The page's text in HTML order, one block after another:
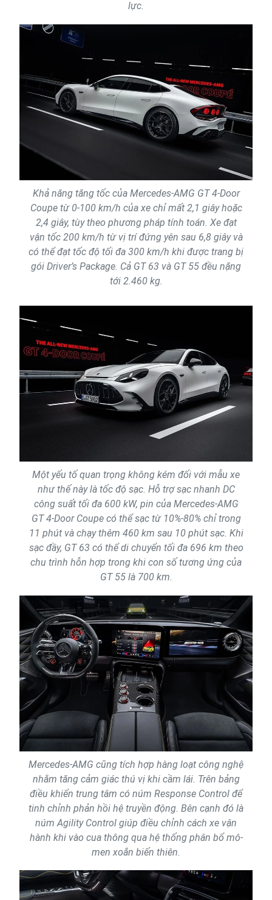
lực.
Khả năng tăng tốc của Mercedes-AMG GT 4-Door
Coupe từ 0-100 km/h của xe chỉ mất 2,1 giây hoặc
2,4 giây, tùy theo phương pháp tính toán. Xe đạt
vận tốc 200 km/h từ vị trí đứng yên sau 6,8 giây và
có thể đạt tốc độ tối đa 300 km/h khi được trang bị
gói Driver’s Package. Cả GT 63 và GT 55 đều nặng
tới 2.460 kg.
Một yếu tố quan trọng không kém đối với mẫu xe
như thế này là tốc độ sạc. Hỗ trợ sạc nhanh DC
công suất tối đa 600 kW, pin của Mercedes-AMG
GT 4-Door Coupe có thể sạc từ 10%-80% chỉ trong
11 phút và chạy thêm 460 km sau 10 phút sạc. Khi
sạc đầy, GT 63 có thể di chuyển tối đa 696 km theo
chu trình hỗn hợp trong khi con số tương ứng của
GT 55 là 700 km.
Mercedes-AMG cũng tích hợp hàng loạt công nghệ
nhằm tăng cảm giác thú vị khi cầm lái. Trên bảng
điều khiển trung tâm có núm Response Control để
tinh chỉnh phản hồi hệ truyền động. Bên cạnh đó là
núm Agility Control giúp điều chỉnh cách xe vận
hành khi vào cua thông qua hệ thống phân bổ mô-
men xoắn biến thiên.